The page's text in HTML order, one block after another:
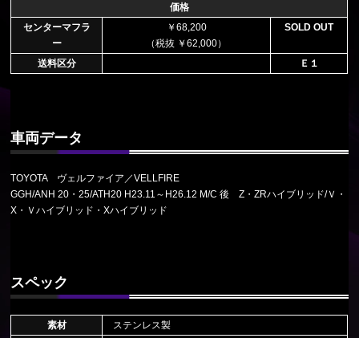
価格
センターマフラ
ー
￥68,200
（税抜 ￥62,000）
SOLD OUT
送料区分 Ｅ１
車両データ
TOYOTA ヴェルファイア／VELLFIRE
GGH/ANH 20・25/ATH20 H23.11～H26.12 M/C 後 Z・ZRハイブリッド/Ｖ・
X・Ｖハイブリッド・Xハイブリッド
スペック
素材
ステンレス製